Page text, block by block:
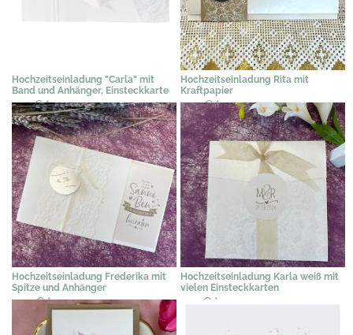
Hochzeitseinladung "Carla" mit
Band und Anhänger, Einsteckkarte
2,72 €*
Hochzeitseinladung Rita mit
Kraftpapier
2,49 €*
Hochzeitseinladung Frederika mit
Spitze und Anhänger
2,39 €*
Hochzeitseinladung Karla weiß mit
vielen Einsteckkarten
2,19 € *